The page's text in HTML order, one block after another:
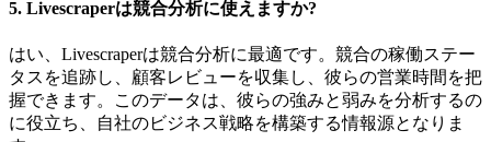
5. Livescraperは競合分析に使えますか?
はい、Livescraperは競合分析に最適です。競合の稼働ステー
タスを追跡し、顧客レビューを収集し、彼らの営業時間を把
握できます。このデータは、彼らの強みと弱みを分析するの
に役立ち、自社のビジネス戦略を構築する情報源となりま